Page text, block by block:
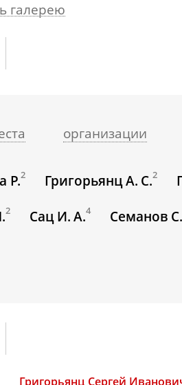
галерею
организации
Р.2 Григорьянц А. С.2
2 Сац И. А.4 Семанов
Григорьянц Сергей